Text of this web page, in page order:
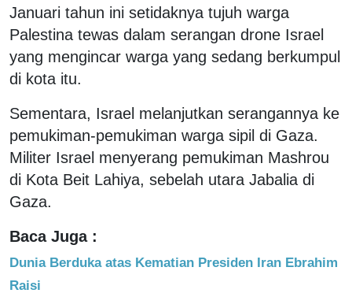
Januari tahun ini setidaknya tujuh warga
Palestina tewas dalam serangan drone Israel
yang mengincar warga yang sedang berkumpul
di kota itu.
Sementara, Israel melanjutkan serangannya ke
pemukiman-pemukiman warga sipil di Gaza.
Militer Israel menyerang pemukiman Mashrou
di Kota Beit Lahiya, sebelah utara Jabalia di
Gaza.
Baca Juga :
Dunia Berduka atas Kematian Presiden Iran Ebrahim
Raisi